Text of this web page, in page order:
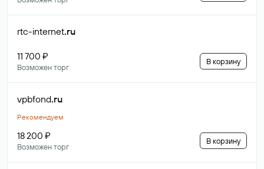
rtc-internet.ru
11 700 ₽
Возможен торг
В корзину
vpbfond.ru
Рекомендуем
18 200 ₽
Возможен торг
В корзину